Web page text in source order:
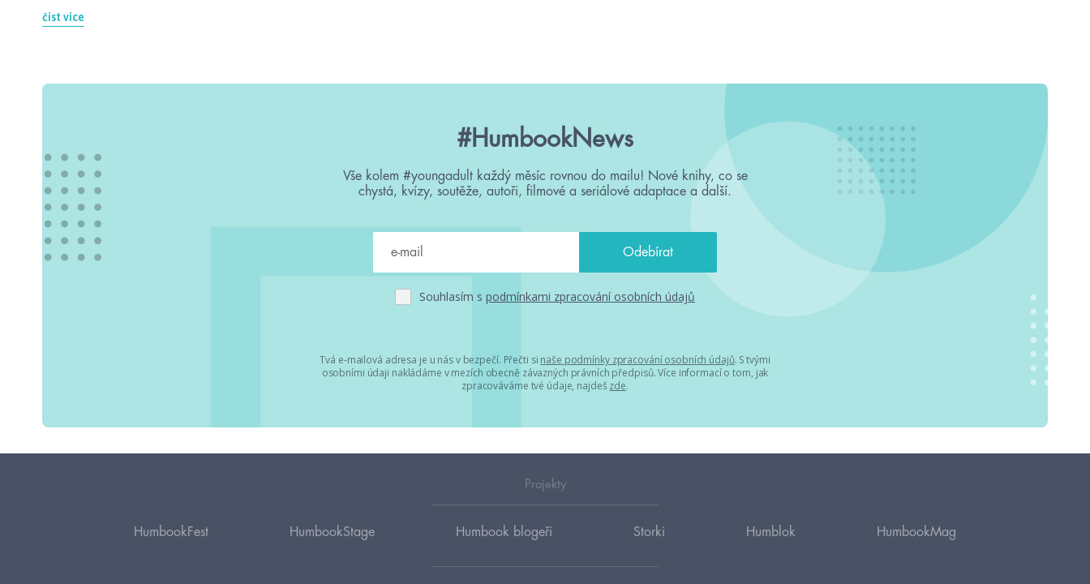
číst více
#HumbookNews
Vše kolem #youngadult každý měsíc rovnou do mailu! Nové knihy, co se
chystá, kvízy, soutěže, autoři, filmové a seriálové adaptace a další.
Souhlasím s podmínkami zpracování osobních údajů
Tvá e-mailová adresa je u nás v bezpečí. Přečti si naše podmínky zpracování osobních údajů. S tvými
osobními údaji nakládáme v mezích obecně závazných právních předpisů. Více informací o tom, jak
zpracováváme tvé údaje, najdeš zde.
Projekty
HumbookFest HumbookStage Humbook blogeři Storki Humblok HumbookMag